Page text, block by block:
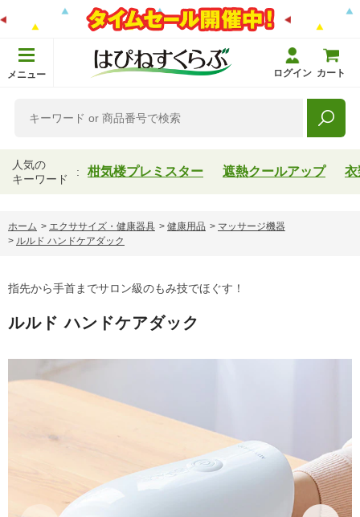
メニュー ログイン カート
人気の
キーワード
柑気楼プレミスター 遮熱クールアップ 衣
ホーム > エクササイズ・健康器具 > 健康用品 > マッサージ機器
> ルルド ハンドケアダック
指先から手首までサロン級のもみ技でほぐす！
ルルド ハンドケアダック